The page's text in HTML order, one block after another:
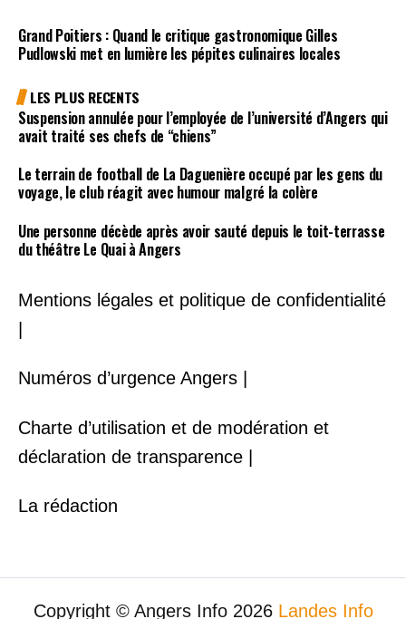
Grand Poitiers : Quand le critique gastronomique Gilles
Pudlowski met en lumière les pépites culinaires locales
LES PLUS RECENTS
Suspension annulée pour l’employée de l’université d’Angers qui
avait traité ses chefs de “chiens”
Le terrain de football de La Daguenière occupé par les gens du
voyage, le club réagit avec humour malgré la colère
Une personne décède après avoir sauté depuis le toit-terrasse
du théâtre Le Quai à Angers
Mentions légales et politique de confidentialité
Numéros d’urgence Angers |
Charte d’utilisation et de modération et
déclaration de transparence |
La rédaction
Copyright © Angers Info 2026 Landes Info